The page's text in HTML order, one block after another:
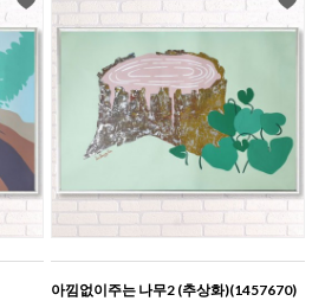
아낌없이주는 나무2 (추상화)(1457670)